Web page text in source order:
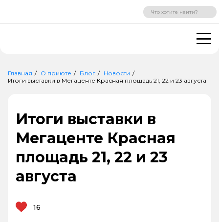
ВХОД РЕГИСТРАЦИЯ
Главная О приюте Блог
Новости
Итоги выставки в Мегаценте Красная площадь 21, 22 и 23 августа
Итоги выставки в
Мегаценте Красная
площадь 21, 22 и 23
августа
16